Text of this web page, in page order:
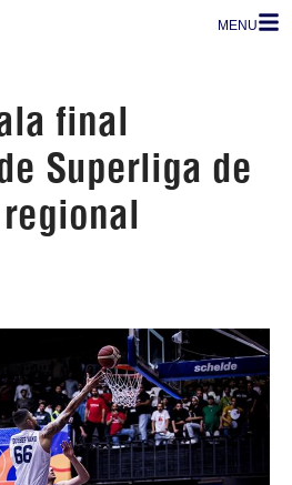
MENU
final
Superliga de